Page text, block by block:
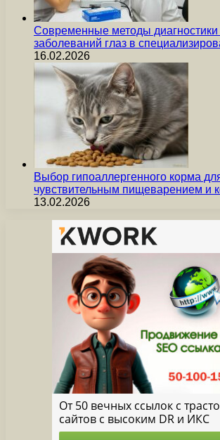
Современные методы диагностики
заболеваний глаз в
16.02.2026
Выбор гипоаллергенного корма
чувствительным пищеварением и
13.02.2026